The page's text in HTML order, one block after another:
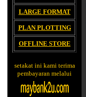
LARGE FORMAT
PLAN PLOTTING
OFFLINE STORE
setakat ini kami terima
pembayaran melalui